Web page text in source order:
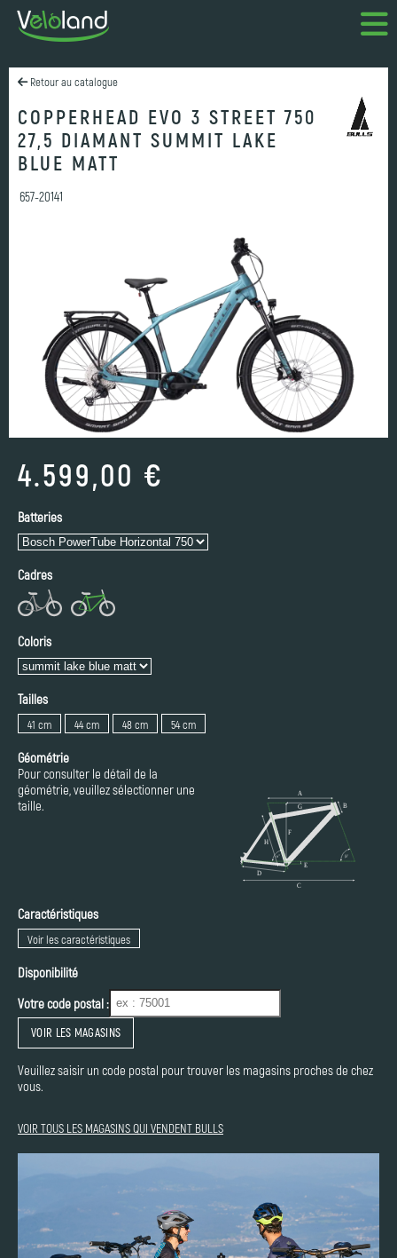
Retour au catalogue
COPPERHEAD EVO 3 STREET 750
27,5 DIAMANT SUMMIT LAKE
BLUE MATT
657-20141
4.599,00 €
Batteries
Cadres
Coloris
Tailles
41 cm 44 cm 48 cm 54 cm
Géométrie
Pour consulter le détail de la
géométrie, veuillez sélectionner une
taille.
Caractéristiques
Voir les caractéristiques
Disponibilité
Votre code postal :
VOIR LES MAGASINS
Veuillez saisir un code postal pour trouver les magasins proches de chez
vous.
VOIR TOUS LES MAGASINS QUI VENDENT BULLS